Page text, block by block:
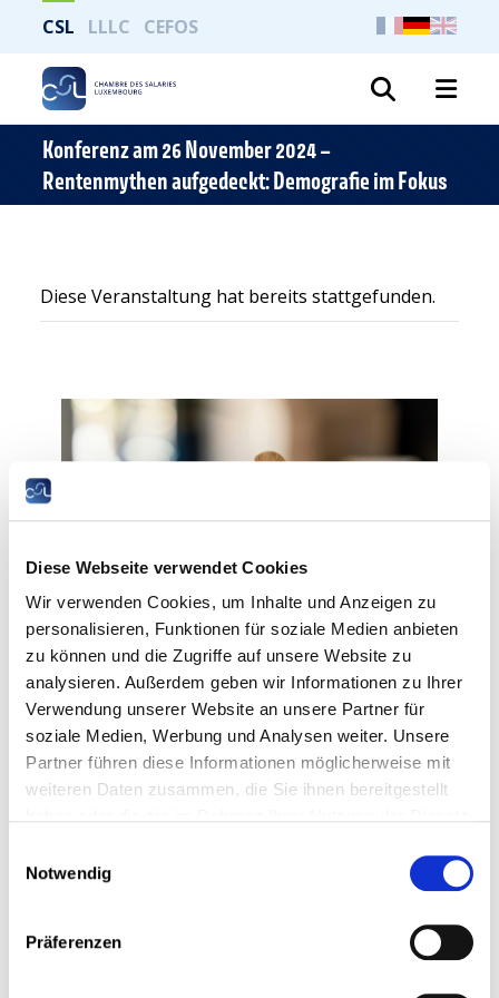
Diese Webseite verwendet Cookies
Wir verwenden Cookies, um Inhalte und Anzeigen zu
personalisieren, Funktionen für soziale Medien anbieten
zu können und die Zugriffe auf unsere Website zu
analysieren. Außerdem geben wir Informationen zu Ihrer
Verwendung unserer Website an unsere Partner für
soziale Medien, Werbung und Analysen weiter. Unsere
Partner führen diese Informationen möglicherweise mit
weiteren Daten zusammen, die Sie ihnen bereitgestellt
Notwendig
Präferenzen
CSL LLLC CEFOS
Konferenz am 26 November 2024 –
Rentenmythen aufgedeckt: Demografie im Fokus
Diese Veranstaltung hat bereits stattgefunden.
Die Arbeitnehmerkammer lädt Sie herzlich ein
zur Konferenz
Rentenmythen aufgedeckt:
Demografie im Fokus
Dateum :Dienstag, 26 November 2024 um 18:30
Uhr
– heute 70 Jahre alt –
begleitet die Demografie- und Rentendebatte seit